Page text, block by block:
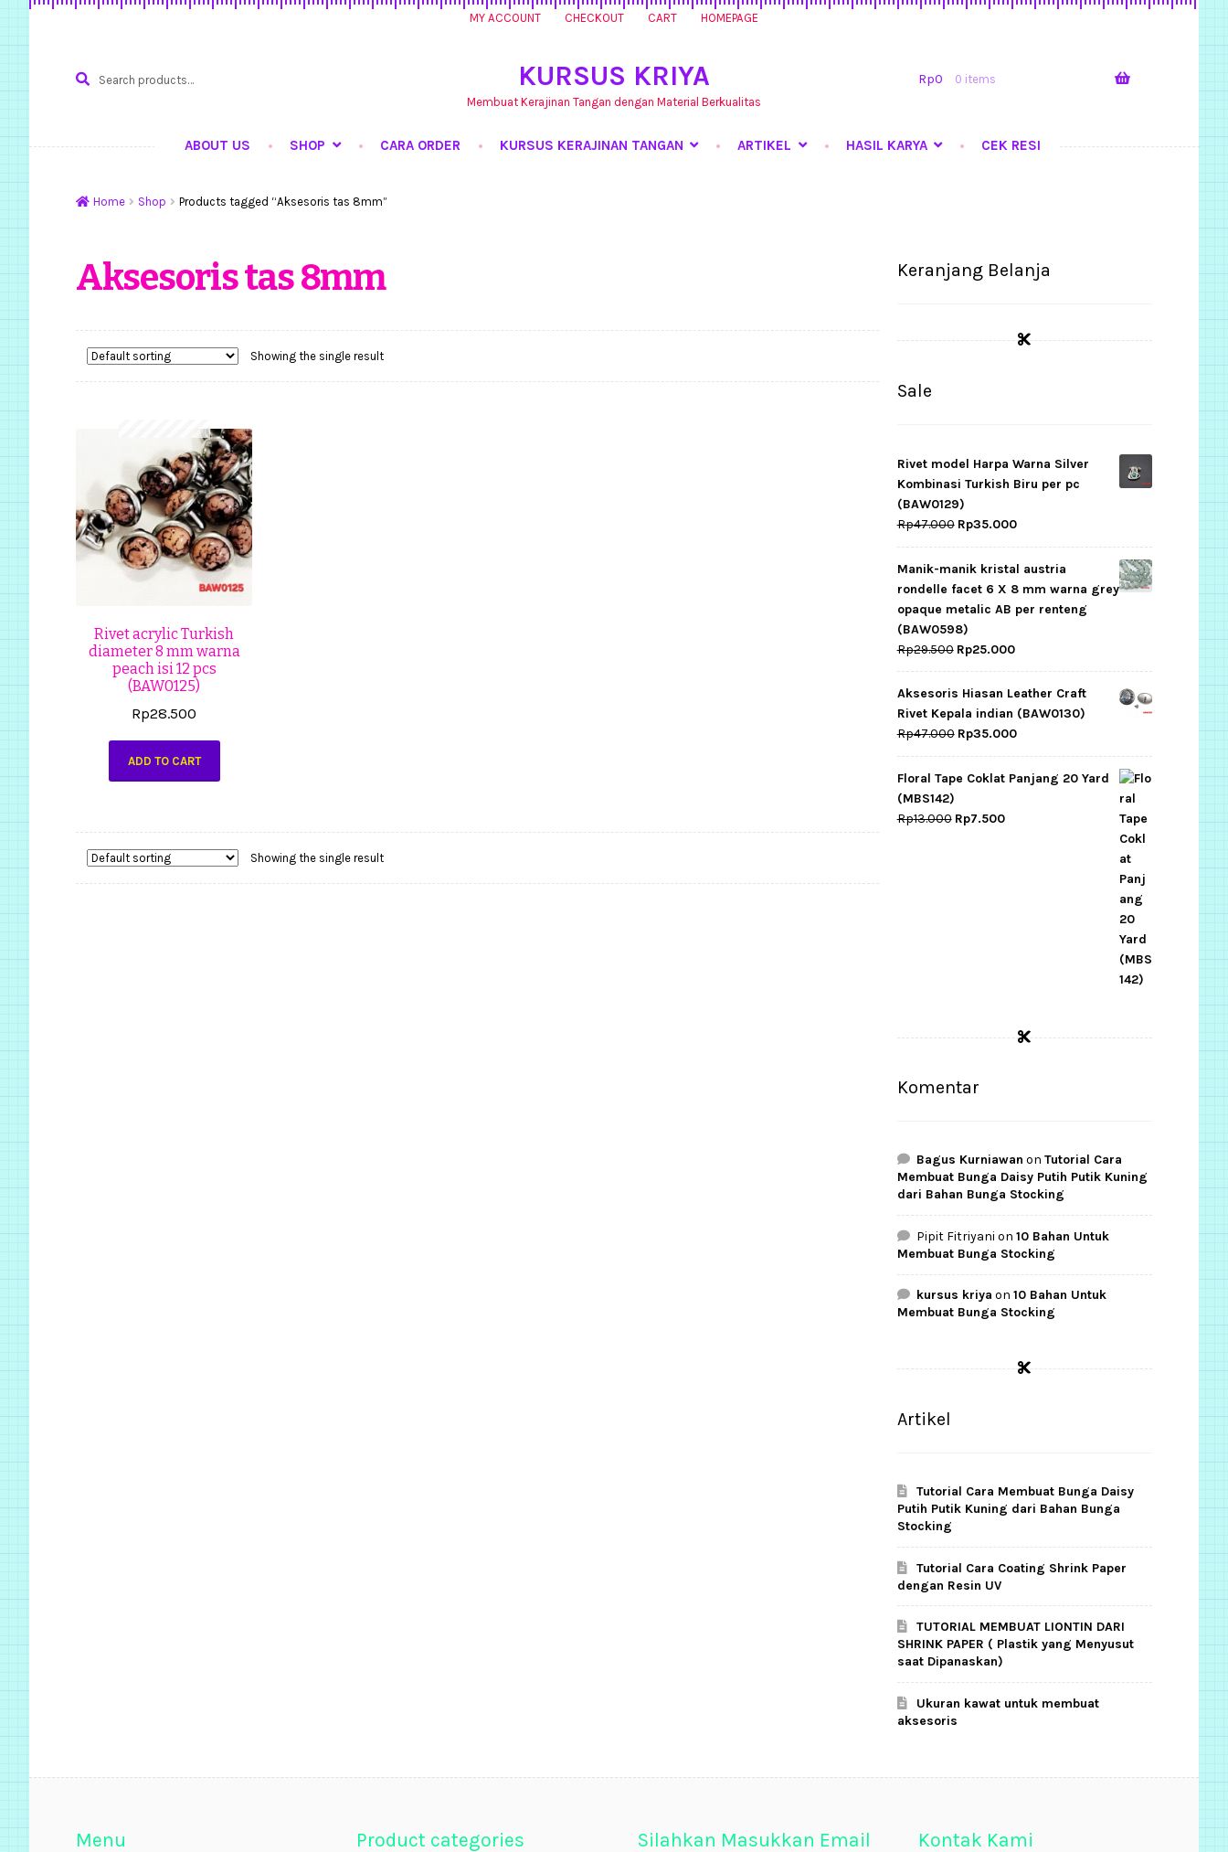
MY ACCOUNT CHECKOUT CART HOMEPAGE
for:
Rp0 0 items
KURSUS KRIYA
Membuat Kerajinan Tangan dengan Material Berkualitas
ABOUT US SHOP CARA ORDER KURSUS KERAJINAN TANGAN ARTIKEL HASIL KARYA CEK RESI
Home Shop Products tagged “Aksesoris tas 8mm”
Aksesoris tas 8mm
Showing the single result
Rivet acrylic Turkish
diameter 8 mm warna
peach isi 12 pcs
(BAW0125)
Rp28.500
ADD TO CART
Showing the single result
Keranjang Belanja
Sale
Rivet model Harpa Warna Silver
Kombinasi Turkish Biru per pc
(BAW0129)
Rp47.000 Original
price
was:
Rp47.000.
Rp35.000Current
price
is:
Rp35.000.
Manik-manik kristal austria
rondelle facet 6 X 8 mm warna grey
opaque metalic AB per renteng
(BAW0598)
Rp29.500 Original
price
was:
Rp29.500.
Rp25.000Current
price
is:
Rp25.000.
Aksesoris Hiasan Leather Craft
Rivet Kepala indian (BAW0130)
Rp47.000 Original
price
was:
Rp35.000Current
price
is:
Floral Tape Coklat Panjang 20 Yard
(MBS142)
Rp13.000 Original
Rp7.500Current
Komentar
Bagus Kurniawan onTutorial Cara
Membuat Bunga Daisy Putih Putik Kuning
dari Bahan Bunga Stocking
Pipit Fitriyani on10 Bahan Untuk
Membuat Bunga Stocking
kursus kriya on10 Bahan Untuk
Membuat Bunga Stocking
Artikel
Tutorial Cara Membuat Bunga Daisy
Putih Putik Kuning dari Bahan Bunga
Stocking
Tutorial Cara Coating Shrink Paper
dengan Resin UV
TUTORIAL MEMBUAT LIONTIN DARI
SHRINK PAPER ( Plastik yang Menyusut
saat Dipanaskan)
Ukuran kawat untuk membuat
aksesoris
Menu Product categories
Silahkan Masukkan Email
Kontak Kami